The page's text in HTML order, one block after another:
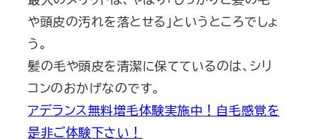
や頭皮の汚れを落とせる」というところでしょ
う。
髪の毛や頭皮を清潔に保てているのは、シリ
コンのおかげなのです。
アデランス無料増毛体験実施中！自毛感覚を
是非ご体験下さい！